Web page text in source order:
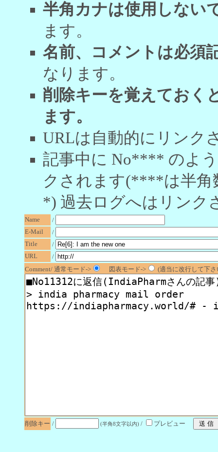
半角カナは使用しない
ます。
名前、コメントは必須
なります。
削除キーを覚えておく
ます。
URLは自動的にリンク
記事中に No**** のよ
クされます(****は半角
*) 過去ログへはリンク
Name
/
E-Mail
/
Title
/
URL
/
Comment/ 通常モード->
図表モード-> (適当に改行して下
削除キー / (半角8文字以内) / プレビュー